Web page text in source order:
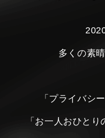
多くの素
「プライバシ
「お一人おひと